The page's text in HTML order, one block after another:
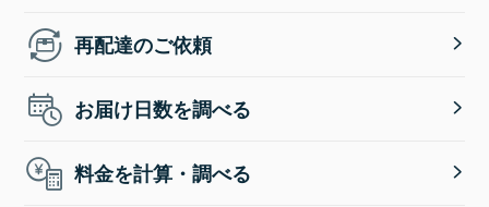
再配達のご依頼
お届け日数を調べる
料金を計算・調べる